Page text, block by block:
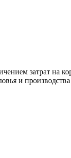
затрат на
и